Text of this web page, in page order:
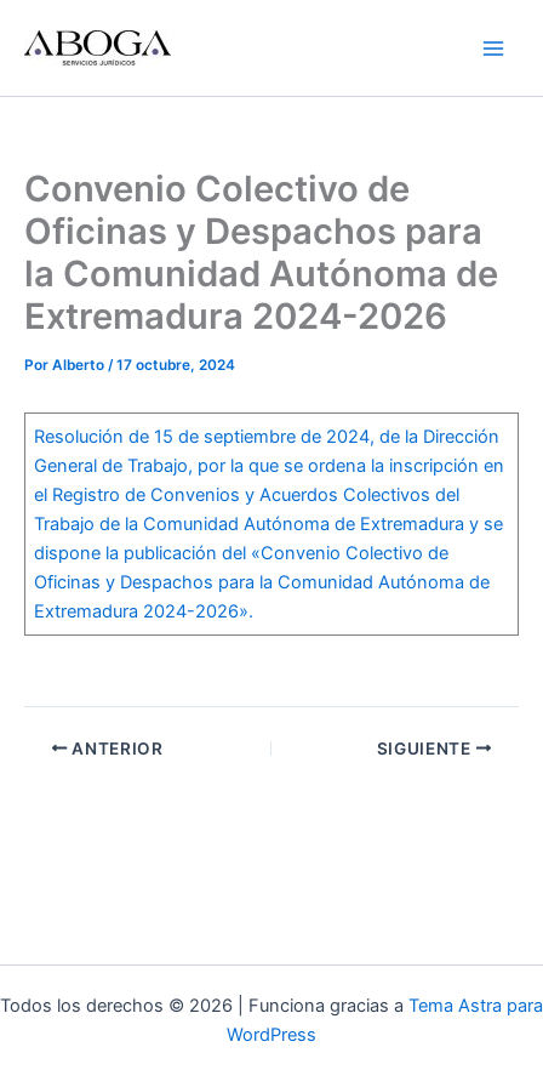
contenido
Convenio Colectivo de
Oficinas y Despachos para
la Comunidad Autónoma de
Extremadura 2024-2026
Por Alberto /17 octubre, 2024
Resolución de 15 de septiembre de 2024, de la Dirección
General de Trabajo, por la que se ordena la inscripción en
el Registro de Convenios y Acuerdos Colectivos del
Trabajo de la Comunidad Autónoma de Extremadura y se
dispone la publicación del «Convenio Colectivo de
Oficinas y Despachos para la Comunidad Autónoma de
Extremadura 2024-2026».
ANTERIOR SIGUIENTE
Todos los derechos © 2026 | Funciona gracias a Tema Astra para
WordPress